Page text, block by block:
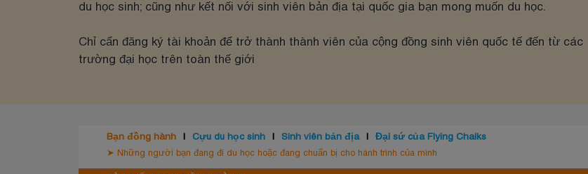
du học sinh; cũng như kết nối với sinh viên bản địa tại quốc gia bạn mong muốn du học.
Chỉ cẩn đăng ký tài khoản để trở thành thành viên của cộng đồng sinh viên quốc tế đến từ các
trường đại học trên toàn thế giới
Bạn đồng hành Cựu du học sinh Sinh viên bản địa Đại sứ của Flying Chalks
➤ Những người bạn đang đi du học hoặc đang chuẩn bị cho hành trình của mình